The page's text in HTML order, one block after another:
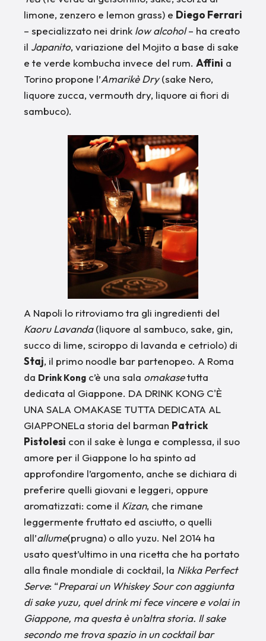
limone, zenzero e lemon grass) e Diego Ferrari
– specializzato nei drink low alcohol– ha creato
il Japanito, variazione del Mojito a base di sake
e te verde kombucha invece del rum. Affini a
Torino propone l’Amarikè Dry(sake Nero,
liquore zucca, vermouth dry, liquore ai fiori di
sambuco).
A Napoli lo ritroviamo tra gli ingredienti del
Kaoru Lavanda(liquore al sambuco, sake, gin,
succo di lime, sciroppo di lavanda e cetriolo) di
Staj, il primo noodle bar partenopeo. A Roma
da Drink Kong c’è una sala omakasetutta
dedicata al Giappone. DA DRINK KONG C'È
UNA SALA OMAKASE TUTTA DEDICATA AL
GIAPPONELa storia del barman Patrick
Pistolesi con il sake è lunga e complessa, il suo
amore per il Giappone lo ha spinto ad
approfondire l’argomento, anche se dichiara di
preferire quelli giovani e leggeri, oppure
aromatizzati: come il Kizan, che rimane
leggermente fruttato ed asciutto, o quelli
all’allume(prugna) o allo yuzu. Nel 2014 ha
usato quest’ultimo in una ricetta che ha portato
alla finale mondiale di cocktail, la Nikka Perfect
Serve: “Preparai un Whiskey Sour con aggiunta
di sake yuzu, quel drink mi fece vincere e volai in
Giappone, ma questa è un’altra storia. Il sake
secondo me trova spazio in un cocktail bar